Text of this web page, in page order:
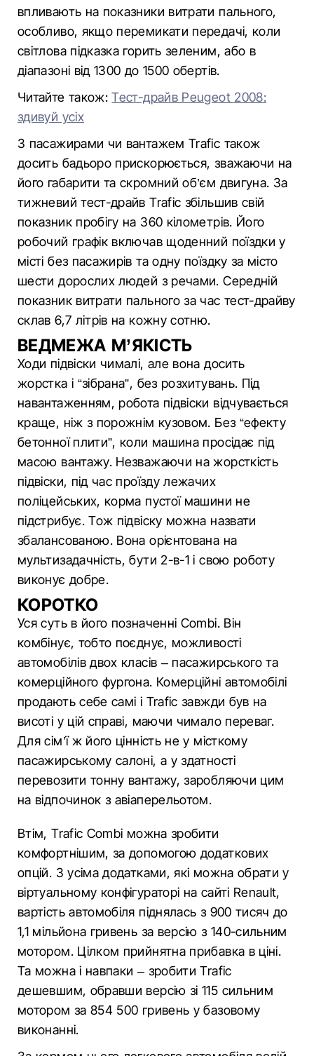
впливають на показники витрати пального,
особливо, якщо перемикати передачі, коли
світлова підказка горить зеленим, або в
діапазоні від 1300 до 1500 обертів.
Читайте також:Тест-драйв Peugeot 2008:
здивуй усіх
З пасажирами чи вантажем Trafic також
досить бадьоро прискорюється, зважаючи на
його габарити та скромний об’єм двигуна. За
тижневий тест-драйв Trafic збільшив свій
показник пробігу на 360 кілометрів. Його
робочий графік включав щоденний поїздки у
місті без пасажирів та одну поїздку за місто
шести дорослих людей з речами. Середній
показник витрати пального за час тест-драйву
склав 6,7 літрів на кожну сотню.
ВЕДМЕЖА М’ЯКІСТЬ
Ходи підвіски чималі, але вона досить
жорстка і “зібрана”, без розхитувань. Під
навантаженням, робота підвіски відчувається
краще, ніж з порожнім кузовом. Без “ефекту
бетонної плити”, коли машина просідає під
масою вантажу. Незважаючи на жорсткість
підвіски, під час проїзду лежачих
поліцейських, корма пустої машини не
підстрибує. Тож підвіску можна назвати
збалансованою. Вона орієнтована на
мультизадачність, бути 2-в-1 і свою роботу
виконує добре.
КОРОТКО
Уся суть в його позначенні Combi. Він
комбінує, тобто поєднує, можливості
автомобілів двох класів – пасажирського та
комерційного фургона. Комерційні автомобілі
продають себе самі і Trafic завжди був на
висоті у цій справі, маючи чимало переваг.
Для сім’ї ж його цінність не у місткому
пасажирському салоні, а у здатності
перевозити тонну вантажу, заробляючи цим
на відпочинок з авіаперельотом.
Втім, Trafic Combi можна зробити
комфортнішим, за допомогою додаткових
опцій. З усіма додатками, які можна обрати у
віртуальному конфігураторі на сайті Renault,
вартість автомобіля піднялась з 900 тисяч до
1,1 мільйона гривень за версію з 140-сильним
мотором. Цілком прийнятна прибавка в ціні.
Та можна і навпаки – зробити Trafic
дешевшим, обравши версію зі 115 сильним
мотором за 854 500 гривень у базовому
виконанні.